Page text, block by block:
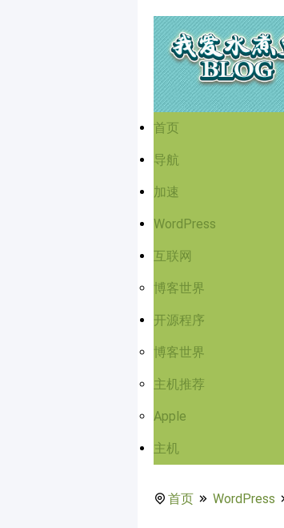
首页
导航
加速
WordPress
互联网
博客世界
开源程序
博客世界
主机推荐
Apple
主机
首页 WordPress